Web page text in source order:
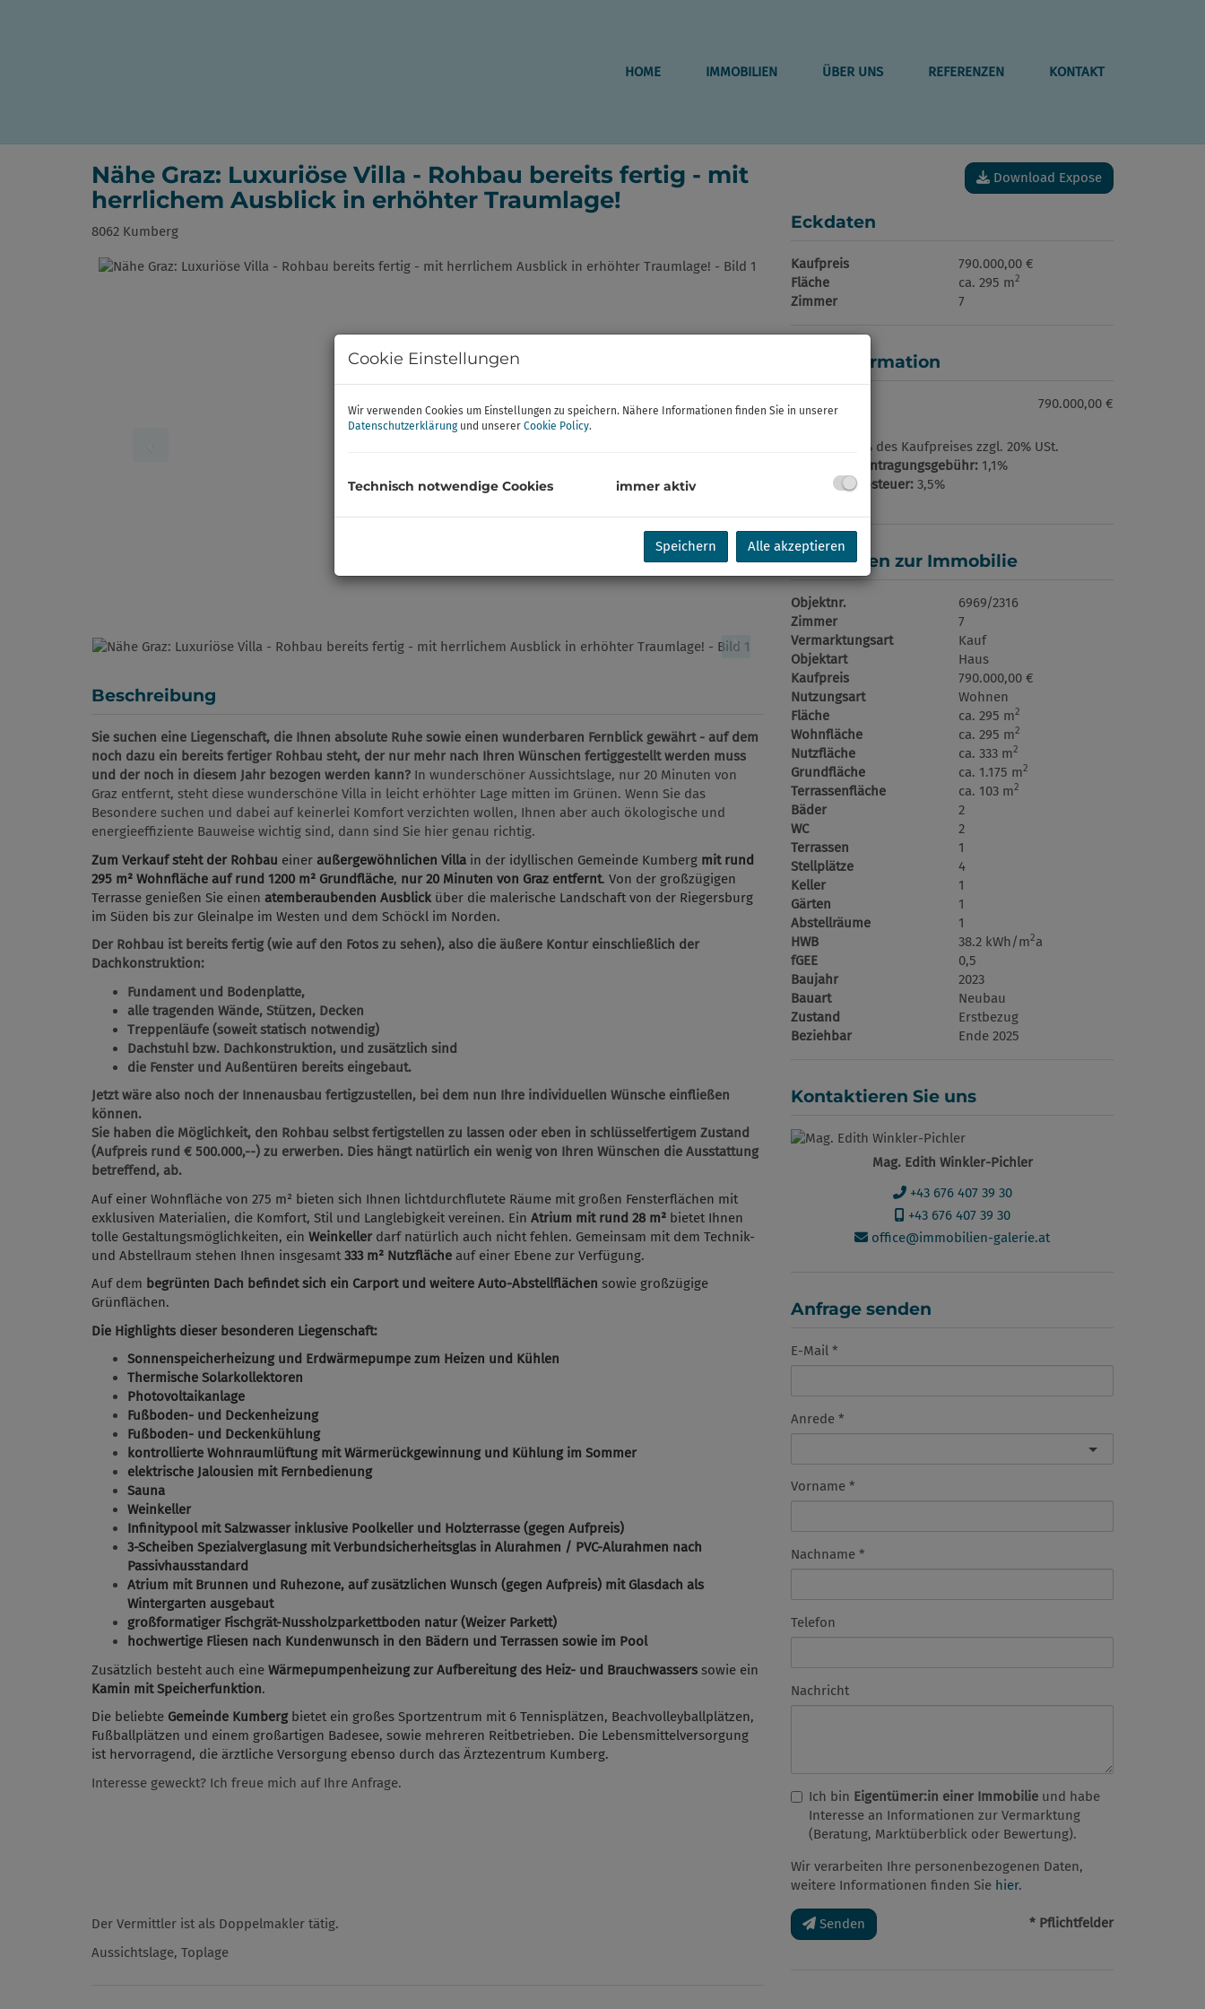
HOME IMMOBILIEN ÜBER UNS REFERENZEN KONTAKT
Nähe Graz: Luxuriöse Villa - Rohbau bereits fertig - mit
herrlichem Ausblick in erhöhter Traumlage!
8062 Kumberg
Beschreibung
Sie suchen eine Liegenschaft, die Ihnen absolute Ruhe sowie einen wunderbaren Fernblick gewährt - auf dem
noch dazu ein bereits fertiger Rohbau steht, der nur mehr nach Ihren Wünschen fertiggestellt werden muss
und der noch in diesem Jahr bezogen werden kann? In wunderschöner Aussichtslage, nur 20 Minuten von
Graz entfernt, steht diese wunderschöne Villa in leicht erhöhter Lage mitten im Grünen. Wenn Sie das
Besondere suchen und dabei auf keinerlei Komfort verzichten wollen, Ihnen aber auch ökologische und
energieeffiziente Bauweise wichtig sind, dann sind Sie hier genau richtig.
Zum Verkauf steht der Rohbau einer außergewöhnlichen Villa in der idyllischen Gemeinde Kumberg mit rund
295 m² Wohnfläche auf rund 1200 m² Grundfläche, nur 20 Minuten von Graz entfernt. Von der großzügigen
Terrasse genießen Sie einen atemberaubenden Ausblick über die malerische Landschaft von der Riegersburg
im Süden bis zur Gleinalpe im Westen und dem Schöckl im Norden.
Der Rohbau ist bereits fertig (wie auf den Fotos zu sehen), also die äußere Kontur einschließlich der
Dachkonstruktion:
Fundament und Bodenplatte,
alle tragenden Wände, Stützen, Decken
Treppenläufe (soweit statisch notwendig)
Dachstuhl bzw. Dachkonstruktion, und zusätzlich sind
die Fenster und Außentüren bereits eingebaut.
Jetzt wäre also noch der Innenausbau fertigzustellen, bei dem nun Ihre individuellen Wünsche einfließen
können.
Sie haben die Möglichkeit, den Rohbau selbst fertigstellen zu lassen oder eben in schlüsselfertigem Zustand
(Aufpreis rund € 500.000,--) zu erwerben. Dies hängt natürlich ein wenig von Ihren Wünschen die Ausstattung
betreffend, ab.
Auf einer Wohnfläche von 275 m² bieten sich Ihnen lichtdurchflutete Räume mit großen Fensterflächen mit
exklusiven Materialien, die Komfort, Stil und Langlebigkeit vereinen. Ein Atrium mit rund 28 m² bietet Ihnen
tolle Gestaltungsmöglichkeiten, ein Weinkeller darf natürlich auch nicht fehlen. Gemeinsam mit dem Technik-
und Abstellraum stehen Ihnen insgesamt 333 m² Nutzfläche auf einer Ebene zur Verfügung.
Auf dem begrünten Dach befindet sich ein Carport und weitere Auto-Abstellflächen sowie großzügige
Grünflächen.
Die Highlights dieser besonderen Liegenschaft:
Sonnenspeicherheizung und Erdwärmepumpe zum Heizen und Kühlen
Thermische Solarkollektoren
Photovoltaikanlage
Fußboden- und Deckenheizung
Fußboden- und Deckenkühlung
kontrollierte Wohnraumlüftung mit Wärmerückgewinnung und Kühlung im Sommer
elektrische Jalousien mit Fernbedienung
Sauna
Weinkeller
Infinitypool mit Salzwasser inklusive Poolkeller und Holzterrasse (gegen Aufpreis)
3-Scheiben Spezialverglasung mit Verbundsicherheitsglas in Alurahmen / PVC-Alurahmen nach
Passivhausstandard
Atrium mit Brunnen und Ruhezone, auf zusätzlichen Wunsch (gegen Aufpreis) mit Glasdach als
Wintergarten ausgebaut
großformatiger Fischgrät-Nussholzparkettboden natur (Weizer Parkett)
hochwertige Fliesen nach Kundenwunsch in den Bädern und Terrassen sowie im Pool
Zusätzlich besteht auch eine Wärmepumpenheizung zur Aufbereitung des Heiz- und Brauchwassers sowie ein
Kamin mit Speicherfunktion.
Die beliebte Gemeinde Kumbergbietet ein großes Sportzentrum mit 6 Tennisplätzen, Beachvolleyballplätzen,
Fußballplätzen und einem großartigen Badesee, sowie mehreren Reitbetrieben. Die Lebensmittelversorgung
ist hervorragend, die ärztliche Versorgung ebenso durch das Ärztezentrum Kumberg.
Interesse geweckt? Ich freue mich auf Ihre Anfrage.
Der Vermittler ist als Doppelmakler tätig.
Aussichtslage, Toplage
Download Expose
Eckdaten
Kaufpreis
790.000,00 €
Fläche
ca. 295 m2
Zimmer 7
Preisinformation
790.000,00 €
3% des Kaufpreises zzgl. 20% USt.
Grundbucheintragungsgebühr: 1,1%
Grunderwerbsteuer: 3,5%
Basisdaten zur Immobilie
Objektnr.
6969/2316
Zimmer
7
Vermarktungsart
Kauf
Objektart
Haus
Kaufpreis
790.000,00 €
Nutzungsart
Wohnen
Fläche
ca. 295 m2
Wohnfläche ca. 295 m2
Nutzfläche ca. 333 m2
Grundfläche ca. 1.175 m2
Terrassenfläche ca. 103 m2
Bäder
2
WC
2
Terrassen
1
Stellplätze
4
Keller
1
Gärten
1
Abstellräume
1
HWB
38.2 kWh/m2a
fGEE
0,5
Baujahr
2023
Bauart
Neubau
Zustand
Erstbezug
Beziehbar
Ende 2025
Kontaktieren Sie uns
Mag. Edith Winkler-Pichler
+43 676 407 39 30
+43 676 407 39 30
office@immobilien-galerie.at
Anfrage senden
E-Mail
Anrede
Vorname
Nachname
Telefon
Nachricht
Ich bin Eigentümer:in einer Immobilie und habe
Interesse an Informationen zur Vermarktung
(Beratung, Marktüberblick oder Bewertung).
Wir verarbeiten Ihre personenbezogenen Daten,
weitere Informationen finden Sie hier.
Senden * Pflichtfelder
Cookie Einstellungen
Wir verwenden Cookies um Einstellungen zu speichern. Nähere Informationen finden Sie in unserer
Datenschutzerklärung und unserer Cookie Policy.
Technisch notwendige Cookies immer aktiv
Speichern Alle akzeptieren